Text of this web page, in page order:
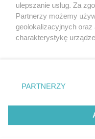
ulepszanie usług. Za
Partnerzy możemy
geolokalizacyjnych
charakterystykę
zmienić/wycofać
znajdujący się w
użytkownika, ale masz
przetwarzaniu.
PARTNERZY